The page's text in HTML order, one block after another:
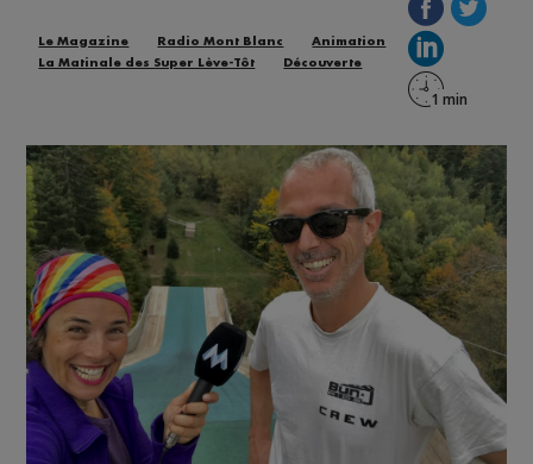
Le Magazine Radio Mont Blanc
Animation
La Matinale des Super Lève-Tôt
Découverte